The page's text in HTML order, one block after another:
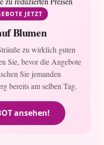
JETZT
Blumen
zu wirklich guten
Sie, bevor die Angebote
Sie jemanden
bereits am selben Tag.
ansehen!